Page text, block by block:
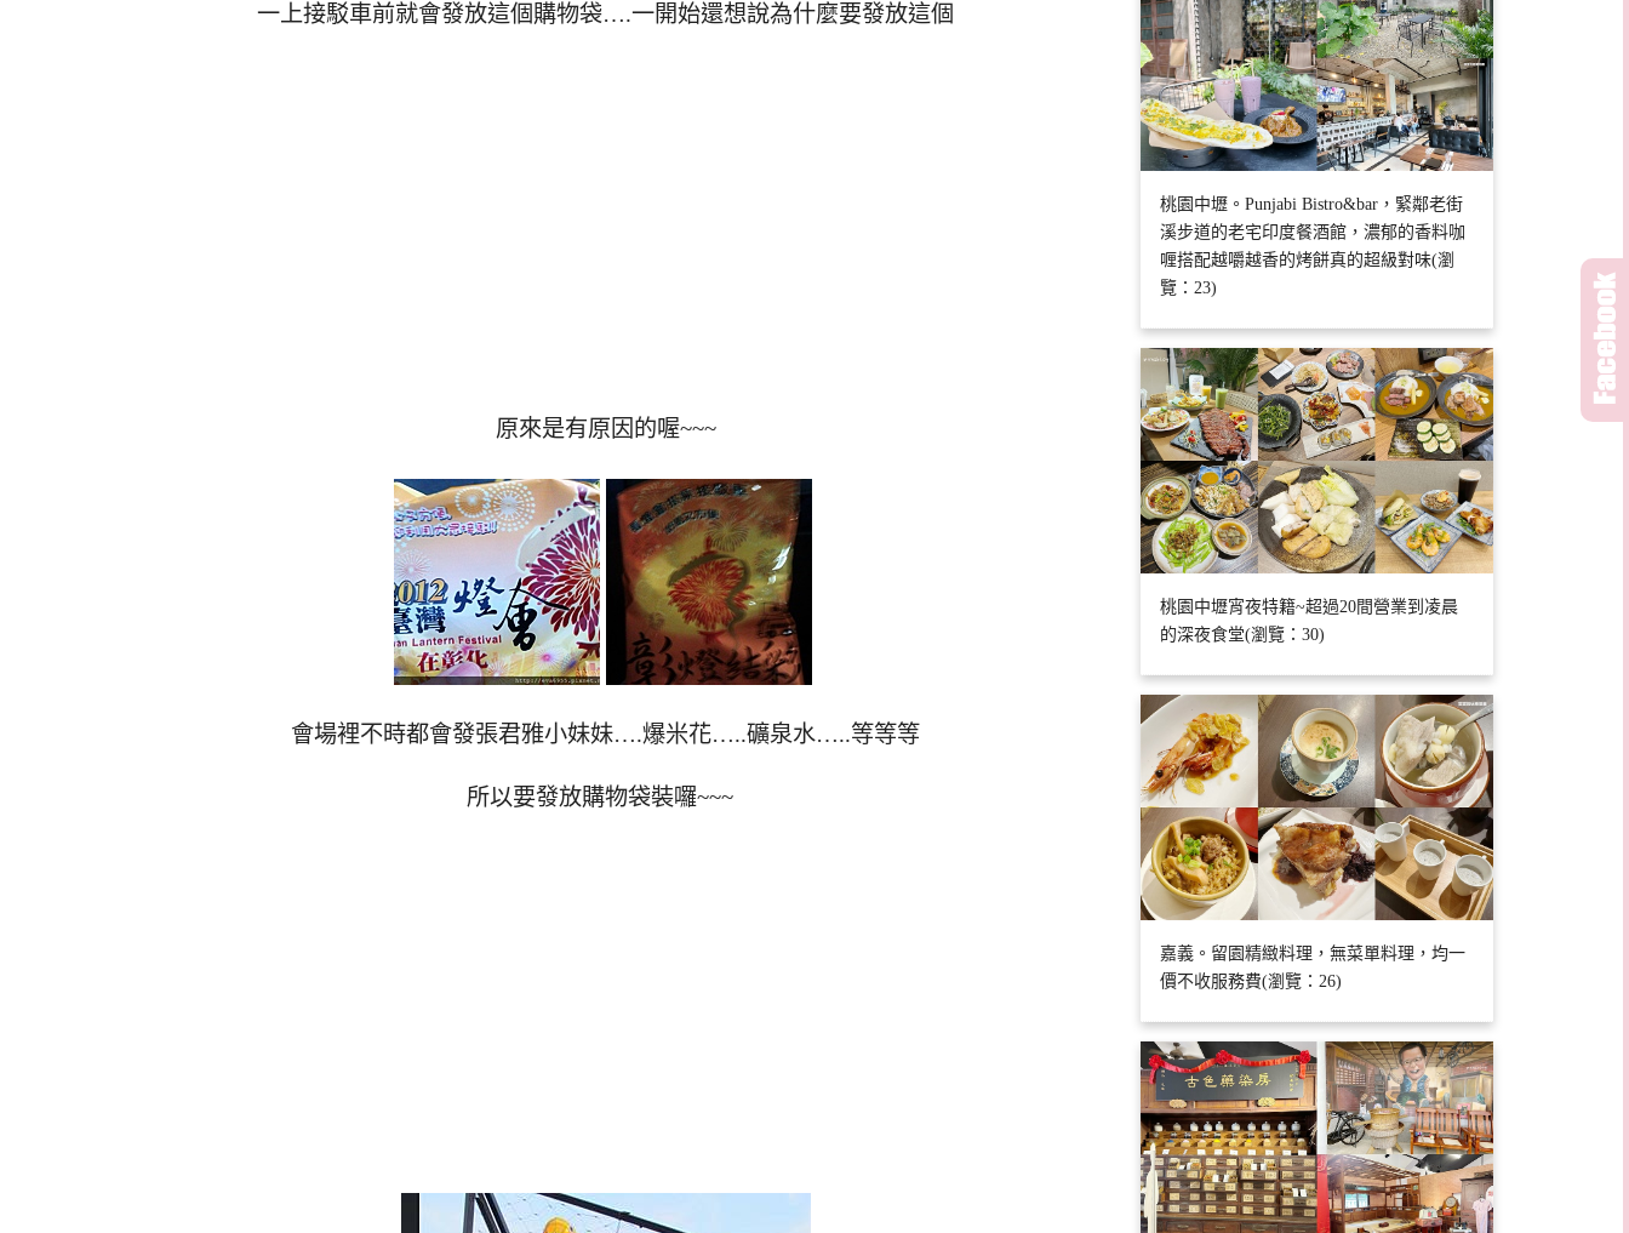
一上接駁車前就會發放這個購物袋….一開始還想說為什麼要發放這個
原來是有原因的喔~~~
會場裡不時都會發張君雅小妹妹….爆米花…..礦泉水…..等等等
所以要發放購物袋裝囉~~~
桃園中壢。Punjabi Bistro&bar，緊鄰老街
溪步道的老宅印度餐酒館，濃郁的香料咖
喱搭配越嚼越香的烤餅真的超級對味(瀏
覽：23)
桃園中壢宵夜特籍~超過20間營業到凌晨
的深夜食堂(瀏覽：30)
嘉義。留園精緻料理，無菜單料理，均一
價不收服務費(瀏覽：26)